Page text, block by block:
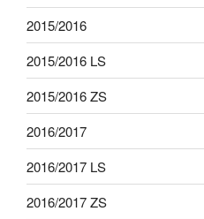
2015/2016
2015/2016 LS
2015/2016 ZS
2016/2017
2016/2017 LS
2016/2017 ZS